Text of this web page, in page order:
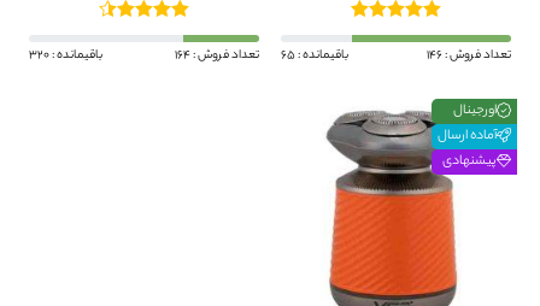
352,100 تومان
تعداد فروش : 146 باقیمانده : 65 تعداد فروش : 164 باقیمانده : 320
اورجینال
آماده ارسال
پیشنهادی